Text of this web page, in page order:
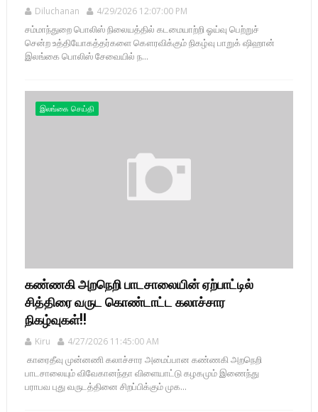
Diluchanan 4/29/2026 12:07:00 PM
சம்மாந்துறை பொலிஸ் நிலையத்தில் கடமையாற்றி ஓய்வு பெற்றுச்
சென்ற உத்தியோகத்தர்களை கௌரவிக்கும் நிகழ்வு பாறுக் ஷிஹான்
இலங்கை பொலிஸ் சேவையில் ந...
இலங்கை செய்தி
கண்ணகி அறநெறி பாடசாலையின் ஏற்பாட்டில்
சித்திரை வருட கொண்டாட்ட கலாச்சார
நிகழ்வுகள்!!
Kiru 4/27/2026 11:45:00 AM
காரைதீவு முன்னணி கலாச்சார அமைப்பான கண்ணகி அறநெறி
பாடசாலையும் விவேகானந்தா விளையாட்டு கழகமும் இணைந்து
பராபவ புது வருடத்தினை சிறப்பிக்கும் முக...